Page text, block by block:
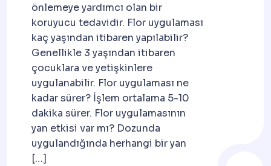
önlemeye yardımcı olan bir
koruyucu tedavidir. Flor uygulaması
kaç yaşından itibaren yapılabilir?
Genellikle 3 yaşından itibaren
çocuklara ve yetişkinlere
uygulanabilir. Flor uygulaması ne
kadar sürer? İşlem ortalama 5-10
dakika sürer. Flor uygulamasının
yan etkisi var mı? Dozunda
uygulandığında herhangi bir yan
[…]